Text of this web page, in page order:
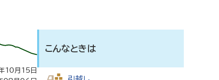
10月15日
こんなときは